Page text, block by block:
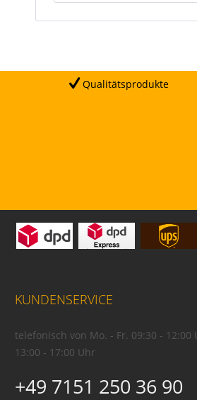
Qualitätsprodukte
KUNDENSERVICE
telefonisch von Mo. - Fr. 09:30 - 12:00
13:00 - 17:00 Uhr
+49 7151 250 36 90